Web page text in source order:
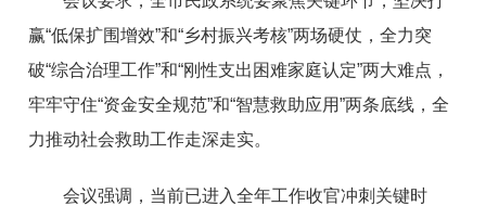
赢“低保扩围增效”和“乡村振兴考核”两场硬仗，全力突
破“综合治理工作”和“刚性支出困难家庭认定”两大难点，
牢牢守住“资金安全规范”和“智慧救助应用”两条底线，全
力推动社会救助工作走深走实。
会议强调，当前已进入全年工作收官冲刺关键时